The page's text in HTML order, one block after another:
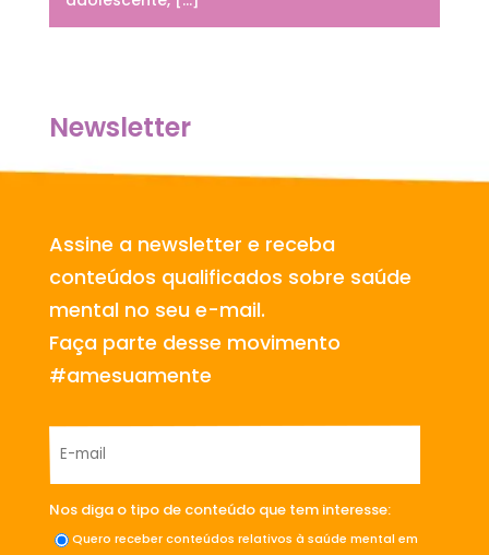
Newsletter
Assine a newsletter e receba
conteúdos qualificados sobre saúde
mental no seu e-mail.
Faça parte desse movimento
#amesuamente
Nos diga o tipo de conteúdo que tem interesse:
Quero receber conteúdos relativos à saúde mental em